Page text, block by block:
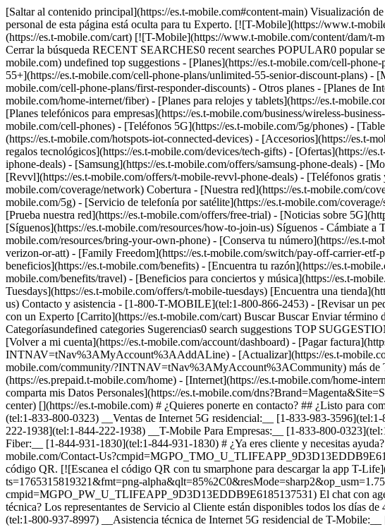
[Saltar al contenido principal](https://es.t-mobile.com#content-main) Visualización de pantalla en TV en curso. Finalizar sesión Toda la información de esta página está oculta para tu Experto. Toda la información personal de esta página está oculta para tu Experto. [![T-Mobile](https://www.t-mobile.com/content/dam/t-mobile/ntm/branding/logos/corporate/tmo-logo-v4.svg)](https://es.t-mobile.com/) Ingresar [Carrito](https://es.t-mobile.com/cart) [![T-Mobile](https://www.t-mobile.com/content/dam/t-mobile/ntm/branding/logos/corporate/tmo-logo-v4.svg)](https://es.t-mobile.com/) Buscar Buscar Enviar término de búsqueda Cerrar la búsqueda RECENT SEARCHES0 recent searches POPULAR0 popular search suggestions Categoríasundefined categories Sugerencias0 search suggestions TOP SUGGESTIONS - [](https://es.t-mobile.com) undefined top suggestions - [Planes](https://es.t-mobile.com/cell-phone-plans) Planes - Planes móviles - [Planes de telefonía ilimitados](https://es.t-mobile.com/cell-phone-plans) - [Unlimited Age 55+](https://es.t-mobile.com/cell-phone-plans/unlimited-55-senior-discount-plans) - [Militares y veteranos](https://es.t-mobile.com/cell-phone-plans/military-discount-plans) - [First Responder](https://es.t-mobile.com/cell-phone-plans/first-responder-discounts) - Otros planes - [Planes de Internet 5G residencial](https://es.t-mobile.com/home-internet/plans) - [Planes de Internet por fibra óptica](https://es.t-mobile.com/home-internet/fiber) - [Planes para relojes y tablets](https://es.t-mobile.com/cell-phone-plans/affordable-data-plans) - [Planes de teléfonos prepagados](https://es.prepaid.t-mobile.com/prepaid-plans) - [Planes telefónicos para empresas](https://es.t-mobile.com/business/wireless-business-plans) - [Teléfonos y dispositivos](https://es.t-mobile.com/cell-phones) Teléfonos y dispositivos - [Teléfonos](https://es.t-mobile.com/cell-phones) - [Teléfonos 5G](https://es.t-mobile.com/5g/phones) - [Tablets](https://es.t-mobile.com/tablets) - [Relojes inteligentes](https://es.t-mobile.com/smart-watches) - [Hotspots y más](https://es.t-mobile.com/hotspots-iot-connected-devices) - [Accesorios](https://es.t-mobile.com/accessories) - [Trae tu propio dispositivo](https://es.t-mobile.com/resources/bring-your-own-phone) - [Ideas de regalos tecnológicos](https://es.t-mobile.com/devices/tech-gifts) - [Ofertas](https://es.t-mobile.com/offers) Ofertas - [Ver ofertas](https://es.t-mobile.com/offers) - [Apple](https://es.t-mobile.com/offers/apple-iphone-deals) - [Samsung](https://es.t-mobile.com/offers/samsung-phone-deals) - [Motorola](https://es.t-mobile.com/offers/motorola-phone-deals) - [Google](https://es.t-mobile.com/offers/google-phone-deals) - [Revvl](https://es.t-mobile.com/offers/t-mobile-revvl-phone-deals) - [Teléfonos gratis y con cero de pago inicial](https://es.t-mobile.com/switch/free-cell-phone-with-plan) - [Cobertura](https://es.t-mobile.com/coverage/network) Cobertura - [Nuestra red](https://es.t-mobile.com/coverage/network) - [Mapa de cobertura 4G y 5G](https://es.t-mobile.com/coverage/coverage-map) - [Qué es 5G](https://es.t-mobile.com/5g) - [Servicio de telefonía por satélite](https://es.t-mobile.com/coverage/satellite-phone-service) - [Zonas rurales y pequeños pueblos](https://es.t-mobile.com/coverage/small-towns-rural-areas) - [Prueba nuestra red](https://es.t-mobile.com/offers/free-trial) - [Noticias sobre 5G](https://es.t-mobile.com/news/category/network) - [Internet residencial](https://es.t-mobile.com/home-internet/eligibility) - [Síguenos](https://es.t-mobile.com/resources/how-to-join-us) Síguenos - Cámbiate a T-Mobile - [Cómo cambiarte](https://es.t-mobile.com/resources/how-to-join-us) - [Trae tu teléfono](https://es.t-mobile.com/resources/bring-your-own-phone) - [Conserva tu número](https://es.t-mobile.com/resources/keep-your-number) - [Cámbiate y quédatelo](https://es.t-mobile.com/switch/keep-phone-switch-from-